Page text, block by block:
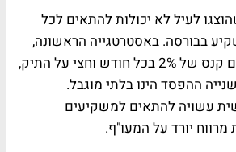
לעיל לא יכולות להתאים לכל
בבורסה. באסטרטגייה הראשונה,
נאלץ המשקיע לשלם קנס של 2% בכל חודש וחצי על התיק,
ההפסד הינו בלתי מוגבל.
עשויה להתאים למשקיעים
מרווח יורד על המעו"ף.